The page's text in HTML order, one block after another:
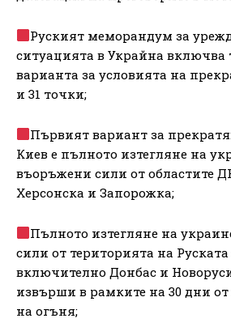
Руският меморандум за
ситуацията в Украйна включва
варианта за условията на
и 31 точки;
Първият вариант за
Киев е пълното изтегляне на
въоръжени сили от областите
Херсонска и Запорожка;
Пълното изтегляне на
сили от територията на
включително Донбас и
извърши в рамките на 30 дни
на огъня;